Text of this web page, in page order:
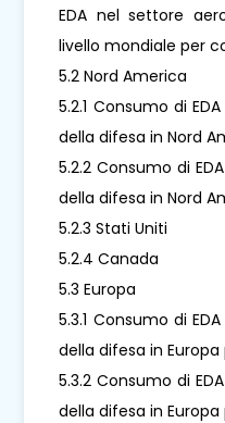
EDA nel settore
livello mondiale per
5.2 Nord America
5.2.1 Consumo di
della difesa in Nord
5.2.2 Consumo di
della difesa in Nord
5.2.3 Stati Uniti
5.2.4 Canada
5.3 Europa
5.3.1 Consumo di
della difesa in
5.3.2 Consumo di
della difesa in Europa